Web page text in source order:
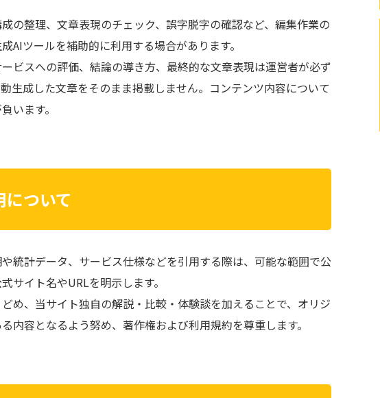
の整理、文章表現のチェック、誤字脱字の確認など、編集作業の
AIツールを補助的に利用する場合があります。
ビスへの評価、結論の導き方、最終的な文章表現は運営者が必ず
生成した文章をそのまま掲載しません。コンテンツ内容について
います。
ついて
統計データ、サービス仕様などを引用する際は、可能な範囲で公
サイト名やURLを明示します。
め、当サイト独自の解説・比較・体験談を加えることで、オリジ
内容となるよう努め、著作権および利用規約を尊重します。